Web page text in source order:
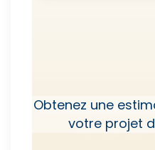
Obtenez une
votre projet